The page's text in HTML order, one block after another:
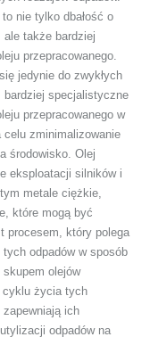
nie tylko dbałość o
także bardziej
przepracowanego.
jedynie do zwykłych
bardziej specjalistyczne
przepracowanego w
zminimalizowanie
środowisko. Olej
eksploatacji silników i
metale ciężkie,
które mogą być
procesem, który polega
odpadów w sposób
olejów
cyklu życia tych
zapewniają ich
odpadów na